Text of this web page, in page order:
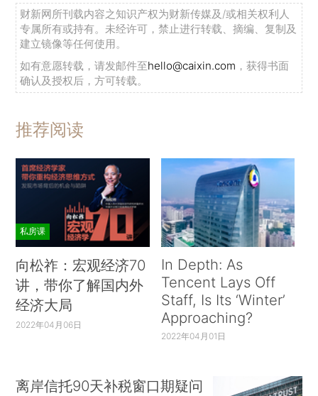
财新网所刊载内容之知识产权为财新传媒及/或相关权利人
专属所有或持有。未经许可，禁止进行转载、摘编、复制及
建立镜像等任何使用。
如有意愿转载，请发邮件至hello@caixin.com ，获得书面
确认及授权后，方可转载。
推荐阅读
私房课
向松祚：宏观经济70
讲，带你了解国内外
经济大局
2022年04月06日
In Depth: As
Tencent Lays Off
Staff, Is Its ‘Winter’
Approaching?
2022年04月01日
离岸信托90天补税窗口期疑问